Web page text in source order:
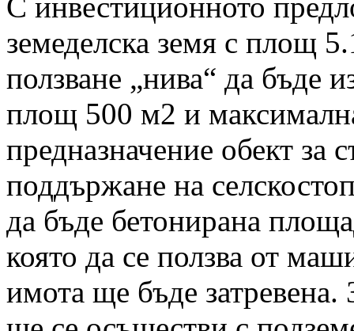
земеделска земя с площ
ползване „нива“ да бъде
площ 500 м2 и
предназначение обект за
поддържане на
да бъде бетонирана
която да се ползва от
имота ще бъде затревена.